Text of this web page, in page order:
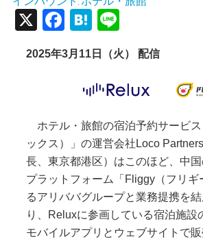
X Facebook
Hatena
2025年3月11日（火） 配信
ホテル・旅館の宿泊予約サービ
ックス）」の運営会社Loco
長、東京都港区）はこのほど、中
プラットフォーム「Fliggy（フリギ
るアリババグループと業務提携を
り、Reluxに参画している宿泊施設
モバイルアプリとウェブサイトで販